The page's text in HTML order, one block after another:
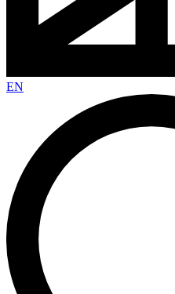
EN